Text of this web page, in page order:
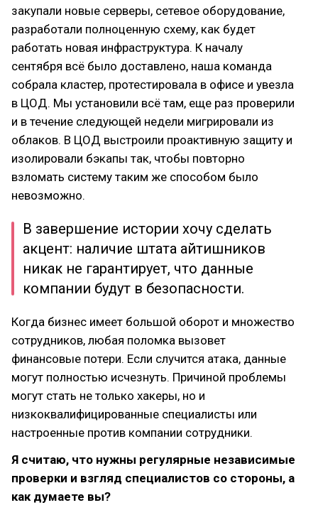
закупали новые серверы, сетевое оборудование,
разработали полноценную схему, как будет
работать новая инфраструктура. К началу
сентября всё было доставлено, наша команда
собрала кластер, протестировала в офисе и увезла
в ЦОД. Мы установили всё там, еще раз проверили
и в течение следующей недели мигрировали из
облаков. В ЦОД выстроили проактивную защиту и
изолировали бэкапы так, чтобы повторно
взломать систему таким же способом было
невозможно.
В завершение истории хочу сделать
акцент: наличие штата айтишников
никак не гарантирует, что данные
компании будут в безопасности.
Когда бизнес имеет большой оборот и множество
сотрудников, любая поломка вызовет
финансовые потери. Если случится атака, данные
могут полностью исчезнуть. Причиной проблемы
могут стать не только хакеры, но и
низкоквалифицированные специалисты или
настроенные против компании сотрудники.
Я считаю, что нужны регулярные независимые
проверки и взгляд специалистов со стороны, а
как думаете вы?